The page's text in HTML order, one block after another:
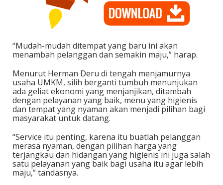
“Mudah-mudah ditempat yang baru ini akan
menambah pelanggan dan semakin maju,” harap.
Menurut Herman Deru di tengah menjamurnya
usaha UMKM, silih berganti tumbuh menunjukan
ada geliat ekonomi yang menjanjikan, ditambah
dengan pelayanan yang baik, menu yang higienis
dan tempat yang nyaman akan menjadi pilihan bagi
masyarakat untuk datang.
“Service itu penting, karena itu buatlah pelanggan
merasa nyaman, dengan pilihan harga yang
terjangkau dan hidangan yang higienis ini juga salah
satu pelayanan yang baik bagi usaha itu agar lebih
maju,” tandasnya.